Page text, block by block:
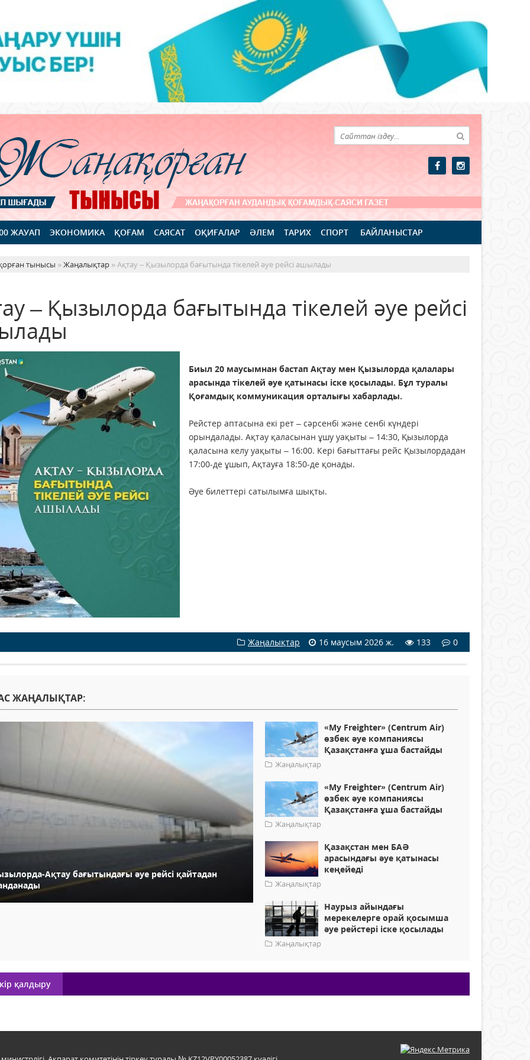
ЖАУАП ЭКОНОМИКА ҚОҒАМ САЯСАТ ОҚИҒАЛАР ӘЛЕМ ТАРИХ СПОРТ БАЙЛАНЫСТАР
тынысы »Жаңалықтар » Ақтау – Қызылорда бағытында тікелей әуе рейсі ашылады
– Қызылорда бағытында тікелей әуе рейсі
Биыл 20 маусымнан бастап Ақтау мен Қызылорда қалалары
арасында тікелей әуе қатынасы іске қосылады. Бұл туралы
Қоғамдық коммуникация орталығы хабарлады.
Рейстер аптасына екі рет – сәрсенбі және сенбі күндері
орындалады. Ақтау қаласынан ұшу уақыты – 14:30, Қызылорда
қаласына келу уақыты – 16:00. Кері бағыттағы рейс Қызылордадан
17:00-де ұшып, Ақтауға 18:50-де қонады.
Әуе билеттері сатылымға шықты.
Жаңалықтар 16 маусым 2026 ж. 133 0
ЖАҢАЛЫҚТАР:
Ақтау бағытындағы әуе рейсі қайтадан
«My Freighter» (Centrum Air)
өзбек әуе компаниясы
Қазақстанға ұша бастайды
Жаңалықтар
«My Freighter» (Centrum Air)
өзбек әуе компаниясы
Қазақстанға ұша бастайды
Жаңалықтар
Қазақстан мен БАӘ
арасындағы әуе қатынасы
кеңейеді
Жаңалықтар
Наурыз айындағы
мерекелерге орай қосымша
әуе рейстері іске қосылады
Жаңалықтар
қалдыру